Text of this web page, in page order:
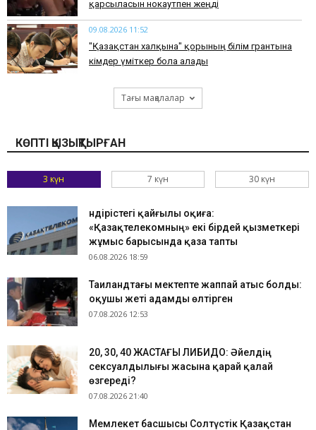
қарсыласын нокаутпен жеңді
09.08.2026 11:52
"Қазақстан халқына" қорының білім грантына
кімдер үміткер бола алады
Тағы мақалалар
КӨПТІ ҚЫЗЫҚТЫРҒАН
3 күн 7 күн 30 күн
Өндірістегі қайғылы оқиға:
«Қазақтелекомның» екі бірдей қызметкері
жұмыс барысында қаза тапты
06.08.2026 18:59
Таиландтағы мектепте жаппай атыс болды:
оқушы жеті адамды өлтірген
07.08.2026 12:53
​20, 30, 40 ЖАСТАҒЫ ЛИБИДО: Әйелдің
сексуалдылығы жасына қарай қалай
өзгереді?
07.08.2026 21:40
Мемлекет басшысы Солтүстік Қазақстан